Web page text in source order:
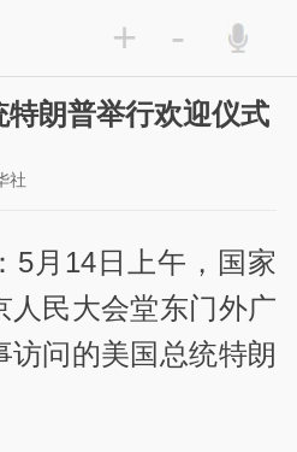
+ -
朗普举行欢迎仪式
社
5月14日上午，国家
人民大会堂东门外广
访问的美国总统特朗